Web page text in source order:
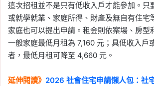
這次招租並不是只有低收入戶才能參加。只
或就學就業、家庭所得、財產及無自有住宅
家庭也可以提出申請。租金則依案場、房型
一般家庭最低月租為 7,160 元；具低收入戶
者，最低月租可降至 4,660 元。
延伸閱讀》 2026 社會住宅申請懶人包：社